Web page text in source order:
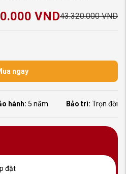
43.320.000VND
VND
ngay
hành: 5 năm Bảo trì: Trọn đời
đặt